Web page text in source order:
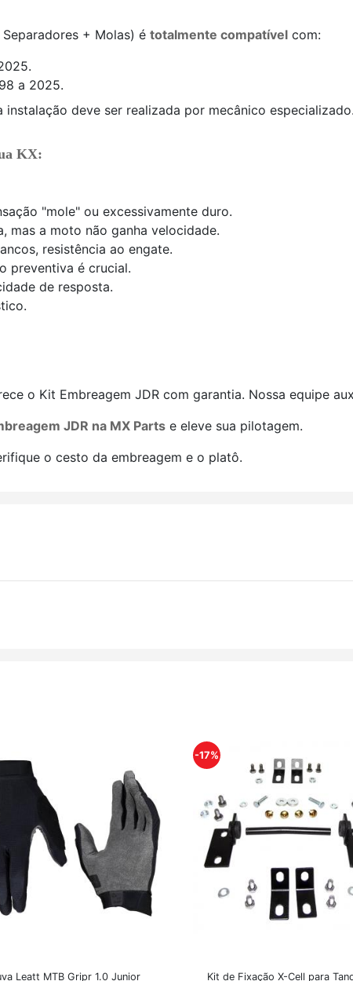
+ Molas) é totalmente compatível com:
a 2025.
deve ser realizada por mecânico
KX:
"mole" ou excessivamente duro.
mas a moto não ganha velocidade.
resistência ao engate.
preventiva é crucial.
de resposta.
o Kit Embreagem JDR com garantia. Nossa equipe
JDR na MX Parts e eleve sua pilotagem.
o cesto da embreagem e o platô.
Leatt MTB Gripr 1.0 Junior
-17%
Kit de Fixação X-Cell para